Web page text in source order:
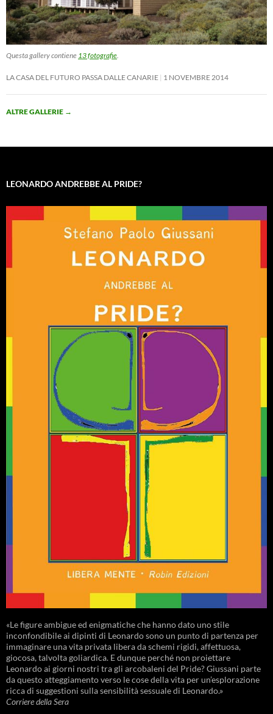
Questa gallery contiene 13 fotografie.
LA CASA DEL FUTURO PASSA DALLE CANARIE 1 NOVEMBRE 2014
ALTRE GALLERIE →
LEONARDO ANDREBBE AL PRIDE?
«Le figure ambigue ed enigmatiche che hanno dato uno stile
inconfondibile ai dipinti di Leonardo sono un punto di partenza per
immaginare una vita privata libera da schemi rigidi, affettuosa,
giocosa, talvolta goliardica. E dunque perché non proiettare
Leonardo ai giorni nostri tra gli arcobaleni del Pride? Giussani parte
da questo atteggiamento verso le cose della vita per un’esplorazione
ricca di suggestioni sulla sensibilità sessuale di Leonardo.»
Corriere della Sera